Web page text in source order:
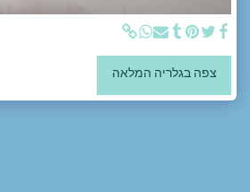
צפה בגלריה המלאה